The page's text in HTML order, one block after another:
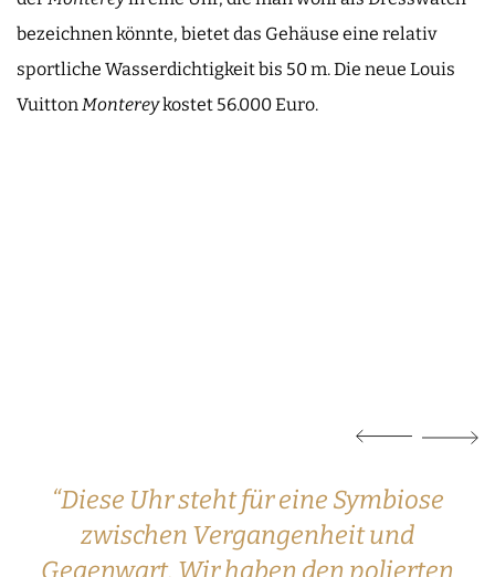
bezeichnen könnte, bietet das Gehäuse eine relativ
sportliche Wasserdichtigkeit bis 50 m. Die neue Louis
VuittonMontereykostet 56.000 Euro.
“Diese Uhr steht für eine Symbiose
zwischen Vergangenheit und